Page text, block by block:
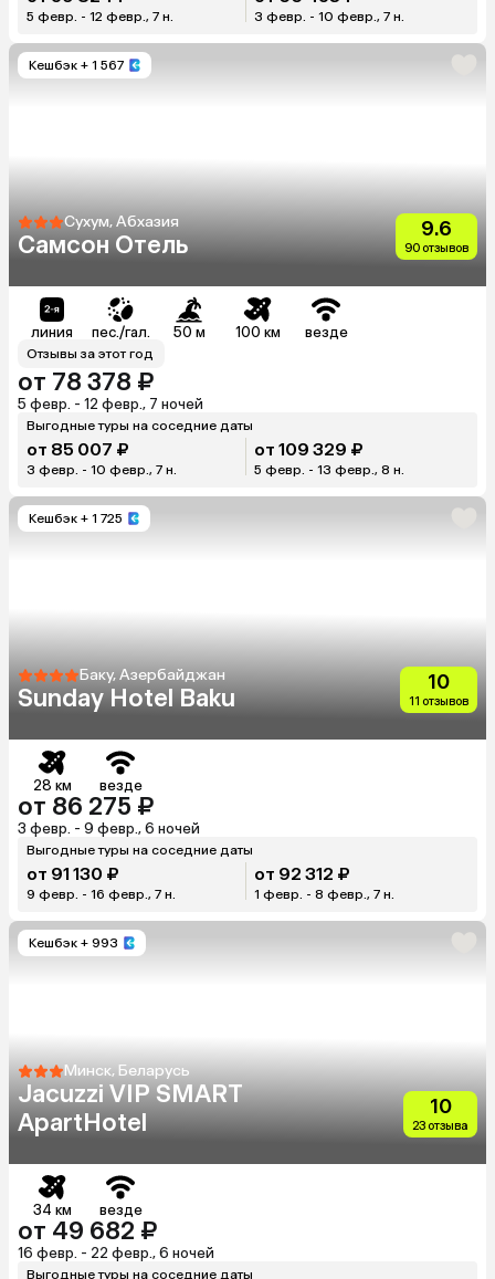
5 февр. - 12 февр., 7 н. 3 февр. - 10 февр., 7 н.
Кешбэк + 1 567
Сухум, Абхазия
Самсон Отель
9.6
90 отзывов
линия пес./гал. 50 м 100 км везде
Отзывы за этот год
от 78 378 ₽
5 февр. - 12 февр., 7 ночей
Выгодные туры на соседние даты
от 85 007 ₽
3 февр. - 10 февр., 7 н.
от 109 329 ₽
5 февр. - 13 февр., 8 н.
Кешбэк + 1 725
Баку, Азербайджан
Sunday Hotel Baku
10
11 отзывов
28 км везде
от 86 275 ₽
3 февр. - 9 февр., 6 ночей
Выгодные туры на соседние даты
от 91 130 ₽
9 февр. - 16 февр., 7 н.
от 92 312 ₽
1 февр. - 8 февр., 7 н.
Кешбэк + 993
Минск, Беларусь
Jacuzzi VIP SMART
ApartHotel
10
23 отзыва
34 км везде
от 49 682 ₽
16 февр. - 22 февр., 6 ночей
Выгодные туры на соседние даты